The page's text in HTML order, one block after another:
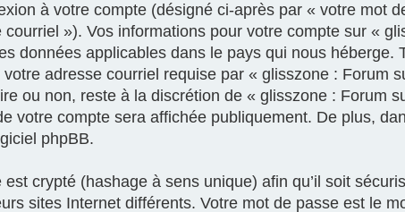
à votre compte (désigné ci-après par « votre mot
»). Vos informations pour votre compte sur «
données applicables dans le pays qui nous
adresse courriel requise par « glisszone : Forum
ou non, reste à la discrétion de « glisszone : Forum
votre compte sera affichée publiquement. De plus,
phpBB.
est crypté (hashage à sens unique) afin qu’il soit
sites Internet différents. Votre mot de passe est le